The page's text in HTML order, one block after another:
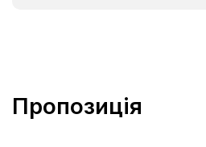
Пропозиція